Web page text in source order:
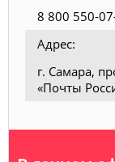
8 800 550-
Адрес:
г. Самара,
«Почты